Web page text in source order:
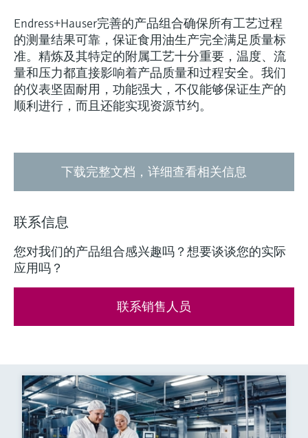
Endress+Hauser完善的产品组合确保所有工艺过程
的测量结果可靠，保证食用油生产完全满足质量标
准。精炼及其特定的附属工艺十分重要，温度、流
量和压力都直接影响着产品质量和过程安全。我们
的仪表坚固耐用，功能强大，不仅能够保证生产的
顺利进行，而且还能实现资源节约。
下载完整文档，详细查看相关信息
联系信息
您对我们的产品组合感兴趣吗？想要谈谈您的实际
应用吗？
联系销售人员